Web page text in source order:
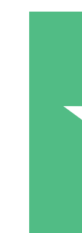
Betaal per